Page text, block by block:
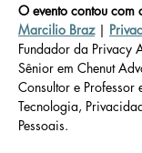
O evento contou com
Marcilio Braz |
Fundador da Privacy
Sênior em Chenut
Consultor e Professor
Tecnologia,
Pessoais.